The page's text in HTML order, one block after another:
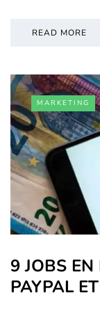
READ MORE
MARKETING
9 JOBS
PAYPAL